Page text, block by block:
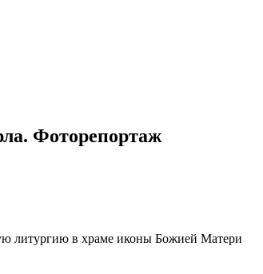
Фоторепортаж
литургию в храме иконы Божией Матери